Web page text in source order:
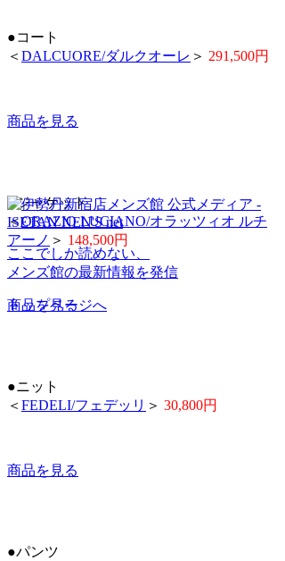
●コート
＜ DALCUORE/ダルクオーレ ＞ 291,500円
商品を見る
●ジャケット
＜ORAZIO LUCIANO/オラッツィオ ルチ
アーノ ＞ 148,500円
商品を見る
●ニット
＜ FEDELI/フェデッリ ＞ 30,800円
商品を見る
●パンツ
ここでしか読めない、
メンズ館の最新情報を発信
トップページへ